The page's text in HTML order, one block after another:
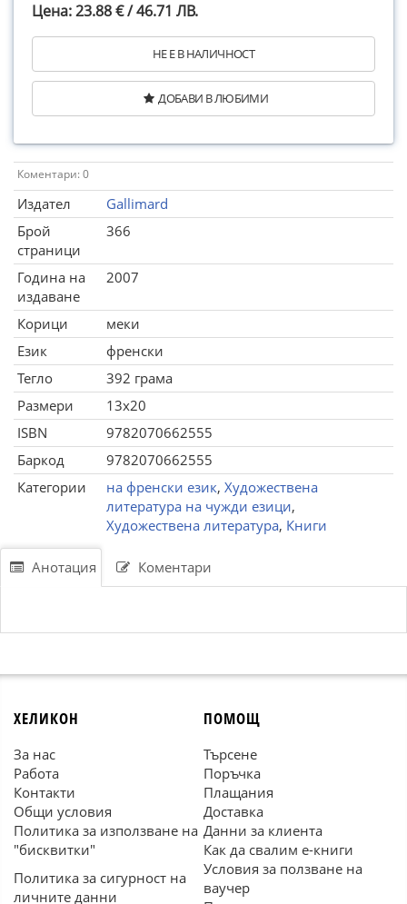
Цена: 23.88 € / 46.71 ЛВ.
НЕ Е В НАЛИЧНОСТ
ДОБАВИ В ЛЮБИМИ
Коментари: 0
Издател
Gallimard
Брой
страници
366
Година на
издаване
2007
Корици
меки
Език
френски
Тегло
392 грама
Размери
13x20
ISBN
9782070662555
Баркод
9782070662555
Категории
на френски език, Художествена
литература на чужди езици,
Художествена литература, Книги
Анотация Коментари
ХЕЛИКОН
За нас
Работа
Контакти
Общи условия
Политика за използване на
"бисквитки"
Политика за сигурност на
личните данни
ПОМОЩ
Търсене
Поръчка
Плащания
Доставка
Данни за клиента
Как да свалим е-книги
Условия за ползване на
ваучер